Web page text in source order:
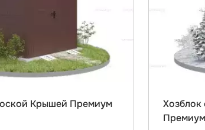
Крышей Премиум
Премиум